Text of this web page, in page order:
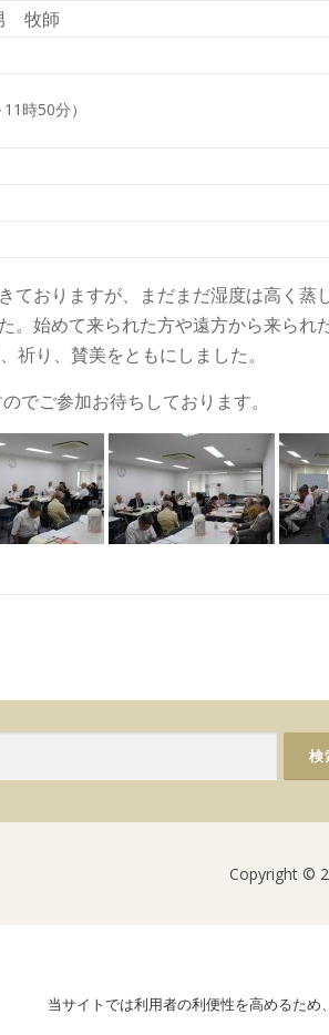
牧師
時50分）
ておりますが、まだまだ湿度は高く蒸
。始めて来られた方や遠方から来られ
祈り、賛美をともにしました。
でご参加お待ちしております。
Copyright ©
当サイトでは利用者の利便性を高めるため